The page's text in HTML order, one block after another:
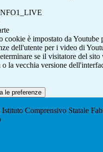
cookie è impostato da Youtube
dell'utente per i video di
se il visitatore del sito
la vecchia versione
le preferenze
Istituto Comprensivo Statale